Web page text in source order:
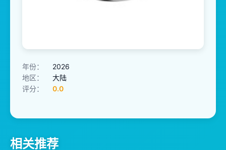
年份：
2026
地区：
大陆
评分：
0.0
相关推荐